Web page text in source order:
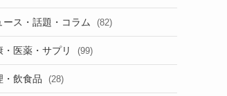
ース・話題・コラム (82)
・医薬・サプリ (99)
・飲食品 (28)